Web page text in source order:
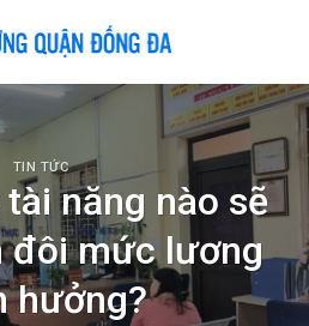
TIN TỨC
năng nào sẽ
đôi mức lương
hưởng?